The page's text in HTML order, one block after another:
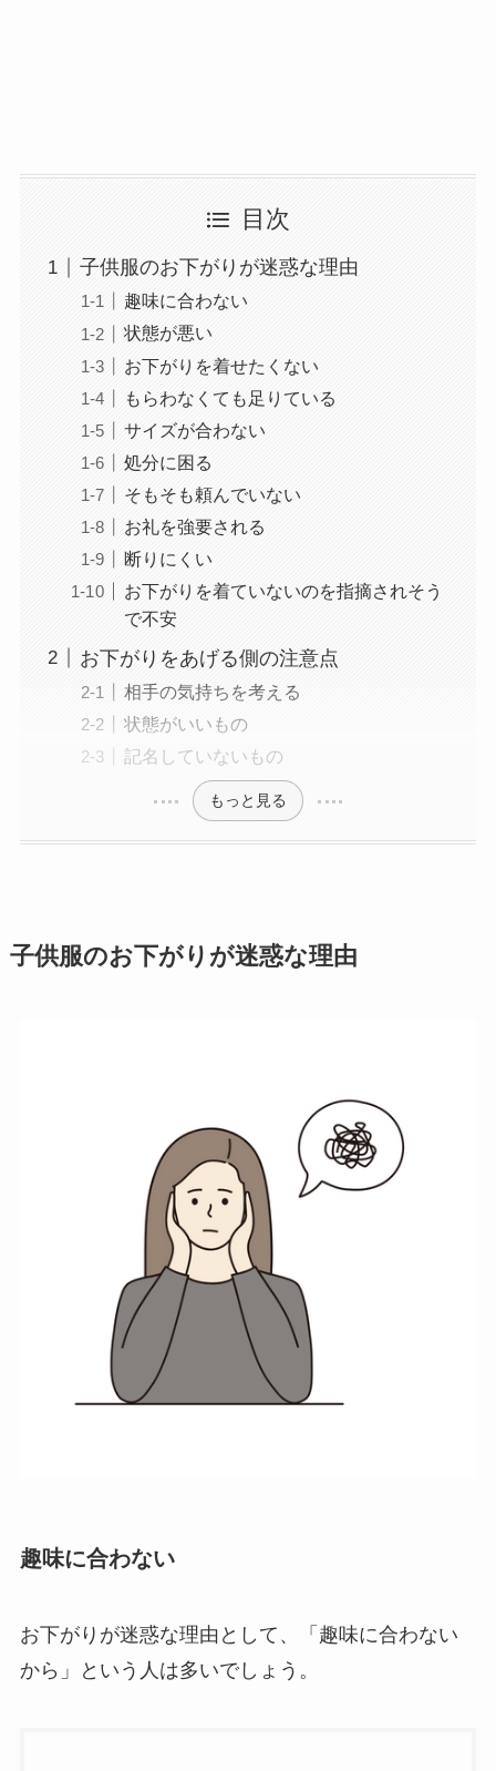
目次
子供服のお下がりが迷惑な理由
趣味に合わない
状態が悪い
お下がりを着せたくない
もらわなくても足りている
サイズが合わない
処分に困る
そもそも頼んでいない
お礼を強要される
断りにくい
お下がりを着ていないのを指摘されそう
で不安
お下がりをあげる側の注意点
相手の気持ちを考える
状態がいいもの
記名していないもの
もっと見る
子供服のお下がりが迷惑な理由
趣味に合わない
お下がりが迷惑な理由として、「趣味に合わない
から」という人は多いでしょう。